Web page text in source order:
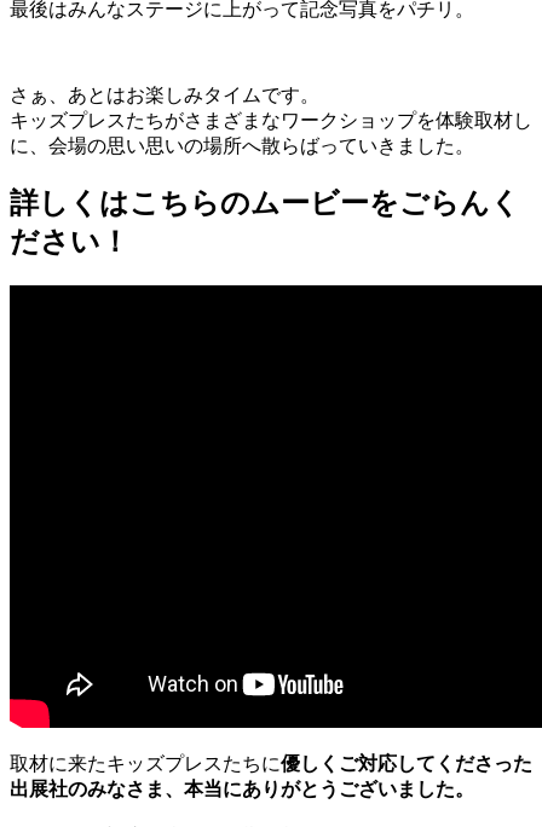
最後はみんなステージに上がって記念写真をパチリ。
さぁ、あとはお楽しみタイムです。
キッズプレスたちがさまざまなワークショップを体験取材し
に、会場の思い思いの場所へ散らばっていきました。
詳しくはこちらのムービーをごらんく
ださい！
取材に来たキッズプレスたちに優しくご対応してくださった
出展社のみなさま、 本当にありがとうございました。